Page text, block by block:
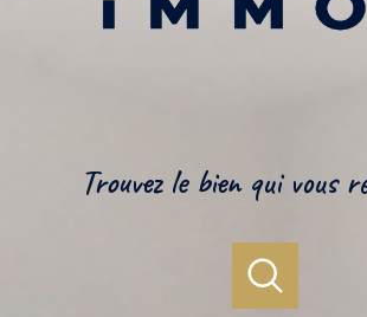
Trouvez le bien qui vous